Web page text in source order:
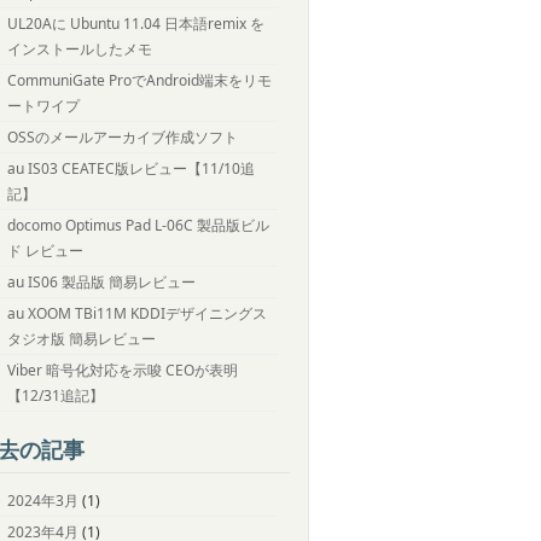
UL20Aに Ubuntu 11.04 日本語remix を
インストールしたメモ
CommuniGate ProでAndroid端末をリモ
ートワイプ
OSSのメールアーカイブ作成ソフト
au IS03 CEATEC版レビュー【11/10追
記】
docomo Optimus Pad L-06C 製品版ビル
ド レビュー
au IS06 製品版 簡易レビュー
au XOOM TBi11M KDDIデザイニングス
タジオ版 簡易レビュー
Viber 暗号化対応を示唆 CEOが表明
【12/31追記】
の記事
2024年3月 (1)
2023年4月 (1)